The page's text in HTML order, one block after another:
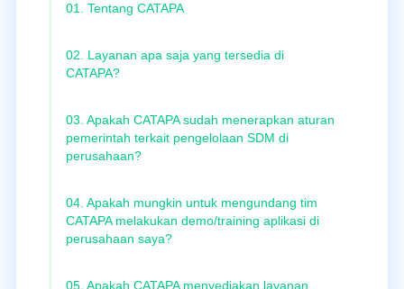
01. Tentang CATAPA
02. Layanan apa saja yang tersedia di
CATAPA?
03. Apakah CATAPA sudah menerapkan aturan
pemerintah terkait pengelolaan SDM di
perusahaan?
04. Apakah mungkin untuk mengundang tim
CATAPA melakukan demo/training aplikasi di
perusahaan saya?
05. Apakah CATAPA menyediakan layanan